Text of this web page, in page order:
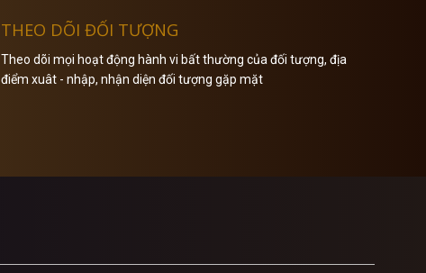
THEO DÕI ĐỐI TƯỢNG
Theo dõi mọi hoạt động hành vi bất thường của đối tượng, địa
điểm xuât - nhập, nhận diện đối tượng gặp mặt